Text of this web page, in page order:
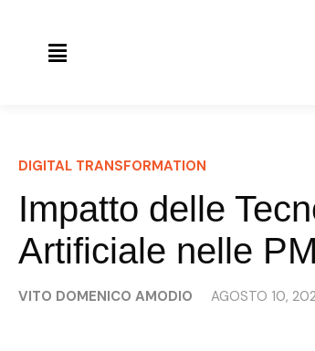
DIGITAL TRANSFORMATION
Impatto delle
Artificiale nelle
VITO DOMENICO AMODIO AGOSTO 10,